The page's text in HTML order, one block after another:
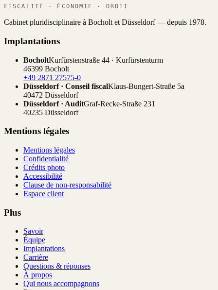
FISCALITÉ · ÉCONOMIE · DROIT
Cabinet pluridisciplinaire à Bocholt et Düsseldorf — depuis 1978.
Implantations
BocholtKurfürstenstraße 44 · Kurfürstenturm
46399 Bocholt
+49 2871 27575-0
Düsseldorf · Conseil fiscalKlaus-Bungert-Straße 5a
40472 Düsseldorf
Düsseldorf · AuditGraf-Recke-Straße 231
40235 Düsseldorf
Mentions légales
Mentions légales
Confidentialité
Crédits photo
Accessibilité
Clause de non-responsabilité
Espace client
Plus
Savoir
Équipe
Implantations
Carrière
Questions & réponses
À propos
Qui nous accompagnons